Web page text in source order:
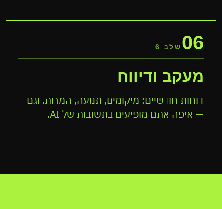
06 שלב 6
מעקב ודיווח
דוחות חודשיים: מיקומים, תנועה, המרות. וגם
— איפה אתם מופיעים בתשובות של AI.